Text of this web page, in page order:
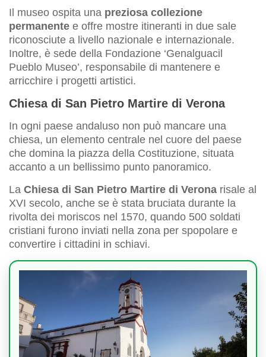
Il museo ospita una preziosa collezione
permanente e offre mostre itineranti in due sale
riconosciute a livello nazionale e internazionale.
Inoltre, è sede della Fondazione ‘Genalguacil
Pueblo Museo’, responsabile di mantenere e
arricchire i progetti artistici.
Chiesa di San Pietro Martire di Verona
In ogni paese andaluso non può mancare una
chiesa, un elemento centrale nel cuore del paese
che domina la piazza della Costituzione, situata
accanto a un bellissimo punto panoramico.
La Chiesa di San Pietro Martire di Verona risale al
XVI secolo, anche se è stata bruciata durante la
rivolta dei moriscos nel 1570, quando 500 soldati
cristiani furono inviati nella zona per spopolare e
convertire i cittadini in schiavi.